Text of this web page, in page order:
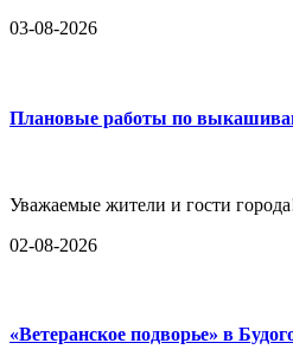
03-08-2026
Плановые работы по
Уважаемые жители и гости
02-08-2026
«Ветеранское подворье» в